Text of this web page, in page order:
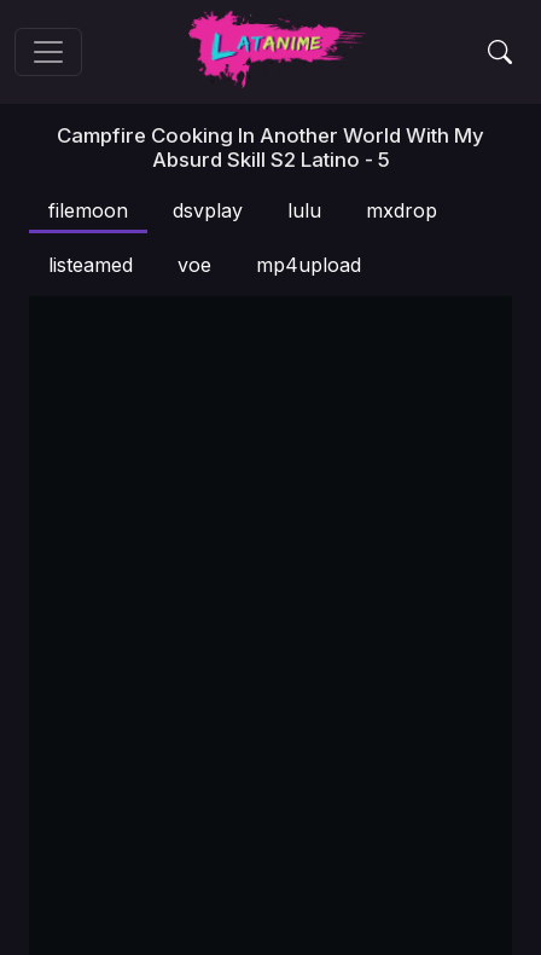
Campfire Cooking In Another World With My
Absurd Skill S2 Latino - 5
filemoon dsvplay lulu mxdrop
listeamed voe mp4upload